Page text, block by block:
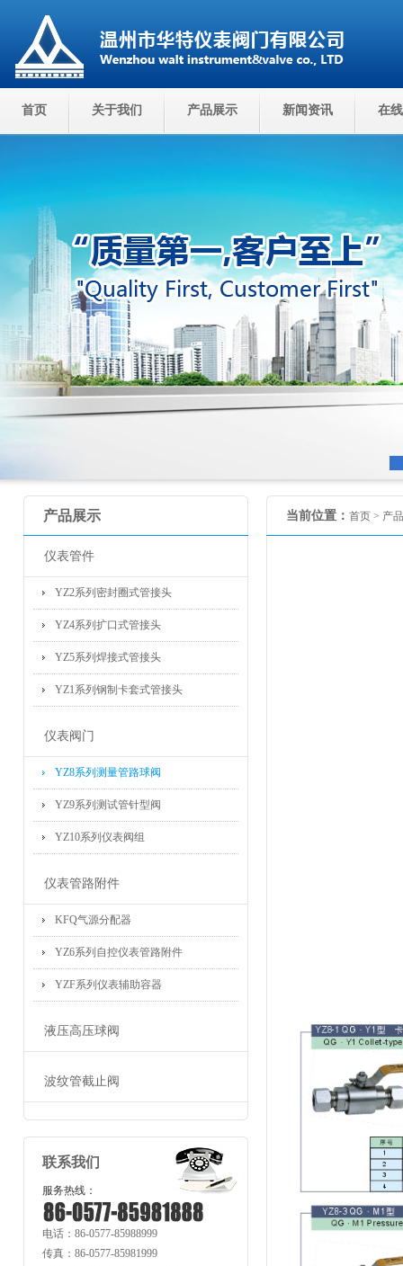
首页 关于我们 产品展示 新闻资讯 在
产品展示
仪表管件
YZ2系列密封圈式管接头
YZ4系列扩口式管接头
YZ5系列焊接式管接头
YZ1系列钢制卡套式管接头
仪表阀门
YZ8系列测量管路球阀
YZ9系列测试管针型阀
YZ10系列仪表阀组
仪表管路附件
KFQ气源分配器
YZ6系列自控仪表管路附件
YZF系列仪表辅助容器
液压高压球阀
波纹管截止阀
联系我们
服务热线：
电话：86-0577-85988999
传真：86-0577-85981999
当前位置： 首页 > 产